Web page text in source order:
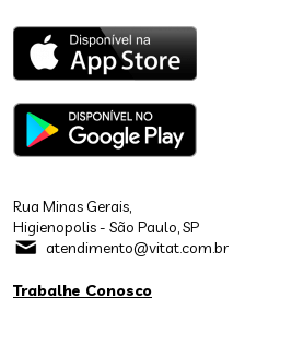
Rua Minas Gerais,
Higienopolis - São Paulo, SP
atendimento@vitat.com.br
Trabalhe Conosco